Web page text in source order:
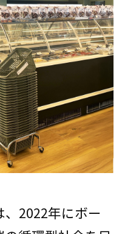
2022年にボー